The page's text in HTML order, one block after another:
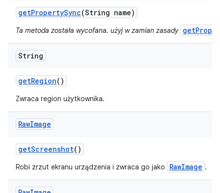
getPropertySync(String name)
Ta metoda została wycofana. użyj w zamian zasady
String
getRegion()
Zwraca region użytkownika.
RawImage
getScreenshot()
Robi zrzut ekranu urządzenia i zwraca go jako RawImage .